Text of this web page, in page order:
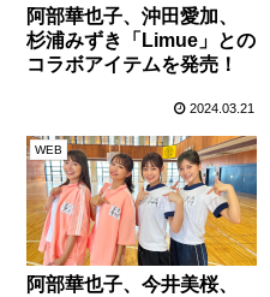
阿部華也子、沖田愛加、
杉浦みずき「Limue」との
コラボアイテムを発売！
2024.03.21
WEB
阿部華也子、今井美桜、